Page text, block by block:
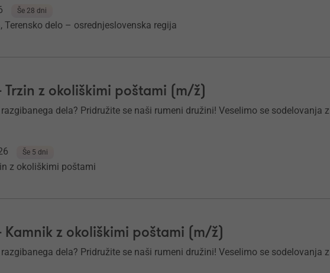
Še 28 dni
Terensko delo – osrednjeslovenska regija
Trzin z okoliškimi poštami (m/ž)
dela? Pridružite se naši rumeni družini! Veselimo se sodelovanja z
Še 5 dni
z okoliškimi poštami
Kamnik z okoliškimi poštami (m/ž)
dela? Pridružite se naši rumeni družini! Veselimo se sodelovanja z